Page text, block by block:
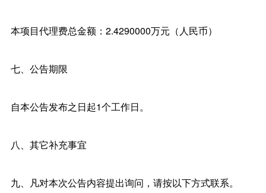
本项目代理费总金额：2.4290000万元（人民币）
七、公告期限
自本公告发布之日起1个工作日。
八、其它补充事宜
九、凡对本次公告内容提出询问，请按以下方式联系。